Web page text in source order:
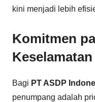
kini menjadi lebih
Komitmen
Keselamatan
Bagi PT ASDP
penumpang adalah